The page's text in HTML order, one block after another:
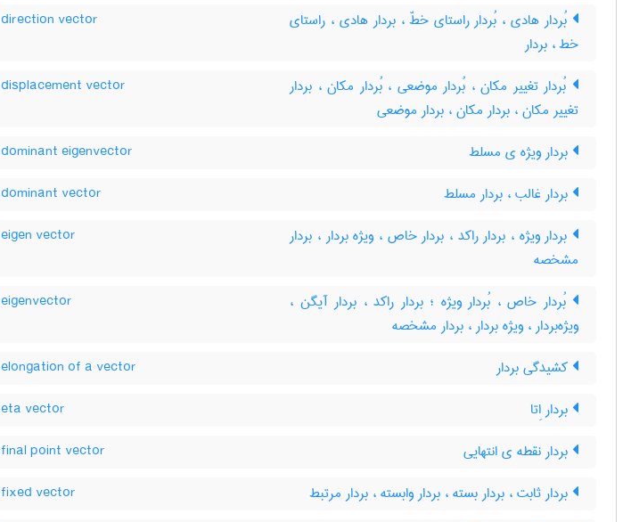
بُردار هادی ، بُردار راستای خطّ ، بردار هادی ، راستای
خط ، بردار
direction vector
بُردار تغییر مکان ، بُردار موضعی ، بُردار مکان ، بردار
تغییر مکان ، بردار مکان ، بردار موضعی
displacement vector
بردار ویژه ی مسلط dominant eigenvector
بردار غالب ، بردار مسلط dominant vector
بردار ویژه ، بردار راکد ، بردار خاص ، ویژه بردار ، بردار
مشخصه
eigen vector
بُردار خاص ، بُردار ویژه ؛ بردار راکد ، بردار آیگن ،
ویژه‌بردار ، ویژه بردار ، بردار مشخصه
eigenvector
کشیدگی بردار elongation of a vector
بردار اِتا eta vector
بردار نقطه ی انتهایی final point vector
بردار ثابت ، بردار بسته ، بردار وابسته ، بردار مرتبط fixed vector